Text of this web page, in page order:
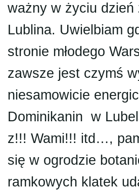
ważny w życiu dzień
Lublina. Uwielbiam
stronie młodego
zawsze jest czymś
niesamowicie
Dominikanin w
z!!! Wami!!! itd…,
się w ogrodzie
ramkowych klatek